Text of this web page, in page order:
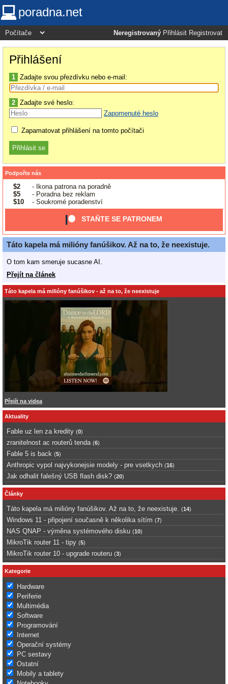
poradna.net
Neregistrovaný Přihlásit Registrovat
Přihlášení
1 Zadajte svou přezdívku nebo e-mail:
2 Zadajte své heslo:
Zapomenuté heslo
Zapamatovat přihlášení na tomto počítači
Podpořte nás
$2
- Ikona patrona na poradně
$5
- Poradna bez reklam
$10
- Soukromé poradenství
STAŇTE SE PATRONEM
Táto kapela má milióny fanúšikov. Až na to, že neexistuje.
O tom kam smeruje sucasne AI.
Přejít na článek
Táto kapela má milióny fanúšikov - až na to, že neexistuje
Přejít na videa
Aktuality
Fable uz len za kredity (0)
zranitelnost ac routerů tenda (6)
Fable 5 is back (5)
Anthropic vypol najvykonejsie modely - pre vsetkych (16)
Jak odhalit falešný USB flash disk? (20)
Články
Táto kapela má milióny fanúšikov. Až na to, že neexistuje. (14)
Windows 11 - připojení současně k několika sítím (7)
NAS QNAP - výměna systémového disku (10)
MikroTik router 11 - tipy (5)
MikroTik router 10 - upgrade routeru (3)
Kategorie
Hardware
Periferie
Multimédia
Software
Programování
Internet
Operační systémy
PC sestavy
Ostatní
Mobily a tablety